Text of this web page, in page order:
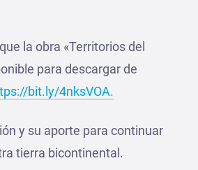
la obra «Territorios del
para descargar de
bit.ly/4nksVOA.
y su aporte para continuar
tierra bicontinental.